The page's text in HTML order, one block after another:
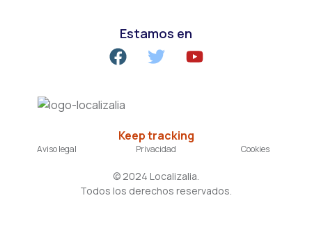
Estamos en
Keep tracking
Aviso legal Privacidad Cookies
© 2024 Localizalia.
Todos los derechos reservados.